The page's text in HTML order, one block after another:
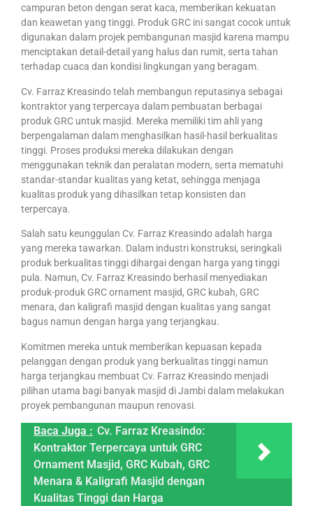
campuran beton dengan serat kaca, memberikan kekuatan
dan keawetan yang tinggi. Produk GRC ini sangat cocok untuk
digunakan dalam projek pembangunan masjid karena mampu
menciptakan detail-detail yang halus dan rumit, serta tahan
terhadap cuaca dan kondisi lingkungan yang beragam.
Cv. Farraz Kreasindo telah membangun reputasinya sebagai
kontraktor yang terpercaya dalam pembuatan berbagai
produk GRC untuk masjid. Mereka memiliki tim ahli yang
berpengalaman dalam menghasilkan hasil-hasil berkualitas
tinggi. Proses produksi mereka dilakukan dengan
menggunakan teknik dan peralatan modern, serta mematuhi
standar-standar kualitas yang ketat, sehingga menjaga
kualitas produk yang dihasilkan tetap konsisten dan
terpercaya.
Salah satu keunggulan Cv. Farraz Kreasindo adalah harga
yang mereka tawarkan. Dalam industri konstruksi, seringkali
produk berkualitas tinggi dihargai dengan harga yang tinggi
pula. Namun, Cv. Farraz Kreasindo berhasil menyediakan
produk-produk GRC ornament masjid, GRC kubah, GRC
menara, dan kaligrafi masjid dengan kualitas yang sangat
bagus namun dengan harga yang terjangkau.
Komitmen mereka untuk memberikan kepuasan kepada
pelanggan dengan produk yang berkualitas tinggi namun
harga terjangkau membuat Cv. Farraz Kreasindo menjadi
pilihan utama bagi banyak masjid di Jambi dalam melakukan
proyek pembangunan maupun renovasi.
Baca Juga : Cv. Farraz Kreasindo:
Kontraktor Terpercaya untuk GRC
Ornament Masjid, GRC Kubah, GRC
Menara & Kaligrafi Masjid dengan
Kualitas Tinggi dan Harga